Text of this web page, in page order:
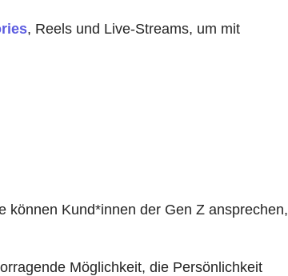
, Reels und Live-Streams, um mit
können Kund*innen der Gen Z ansprechen,
Möglichkeit, die Persönlichkeit